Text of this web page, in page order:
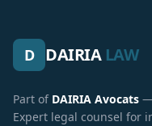
D DAIRIA LAW
Part of DAIRIA Avocats —
Expert legal counsel for